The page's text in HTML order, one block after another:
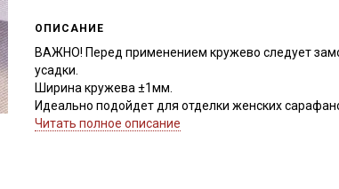
ОПИСАНИЕ
ВАЖНО! Перед применением кружево следует
усадки.
Ширина кружева ±1мм.
Идеально подойдет для отделки женских
В интерьере можно использовать для украшения
Читать полное описание